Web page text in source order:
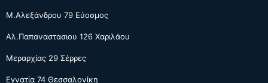
Μ.Αλεξάνδρου 79 Εύοσμος
Αλ.Παπαναστασιου 126 Χαριλάου
Μεραρχίας 29 Σέρρες
Εγνατία 74 Θεσσαλονίκη